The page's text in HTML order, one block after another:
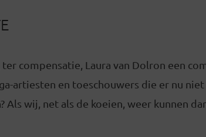
ter compensatie, Laura van Dolron een
artiesten en toeschouwers die er nu
Als wij, net als de koeien, weer kunnen